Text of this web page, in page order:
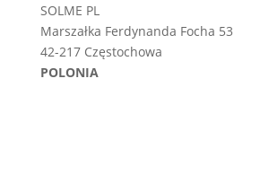
SOLME PL
Marszałka Ferdynanda Focha 53
42-217 Częstochowa
POLONIA